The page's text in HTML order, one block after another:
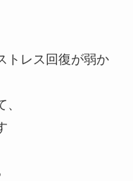
トレス回復が弱か